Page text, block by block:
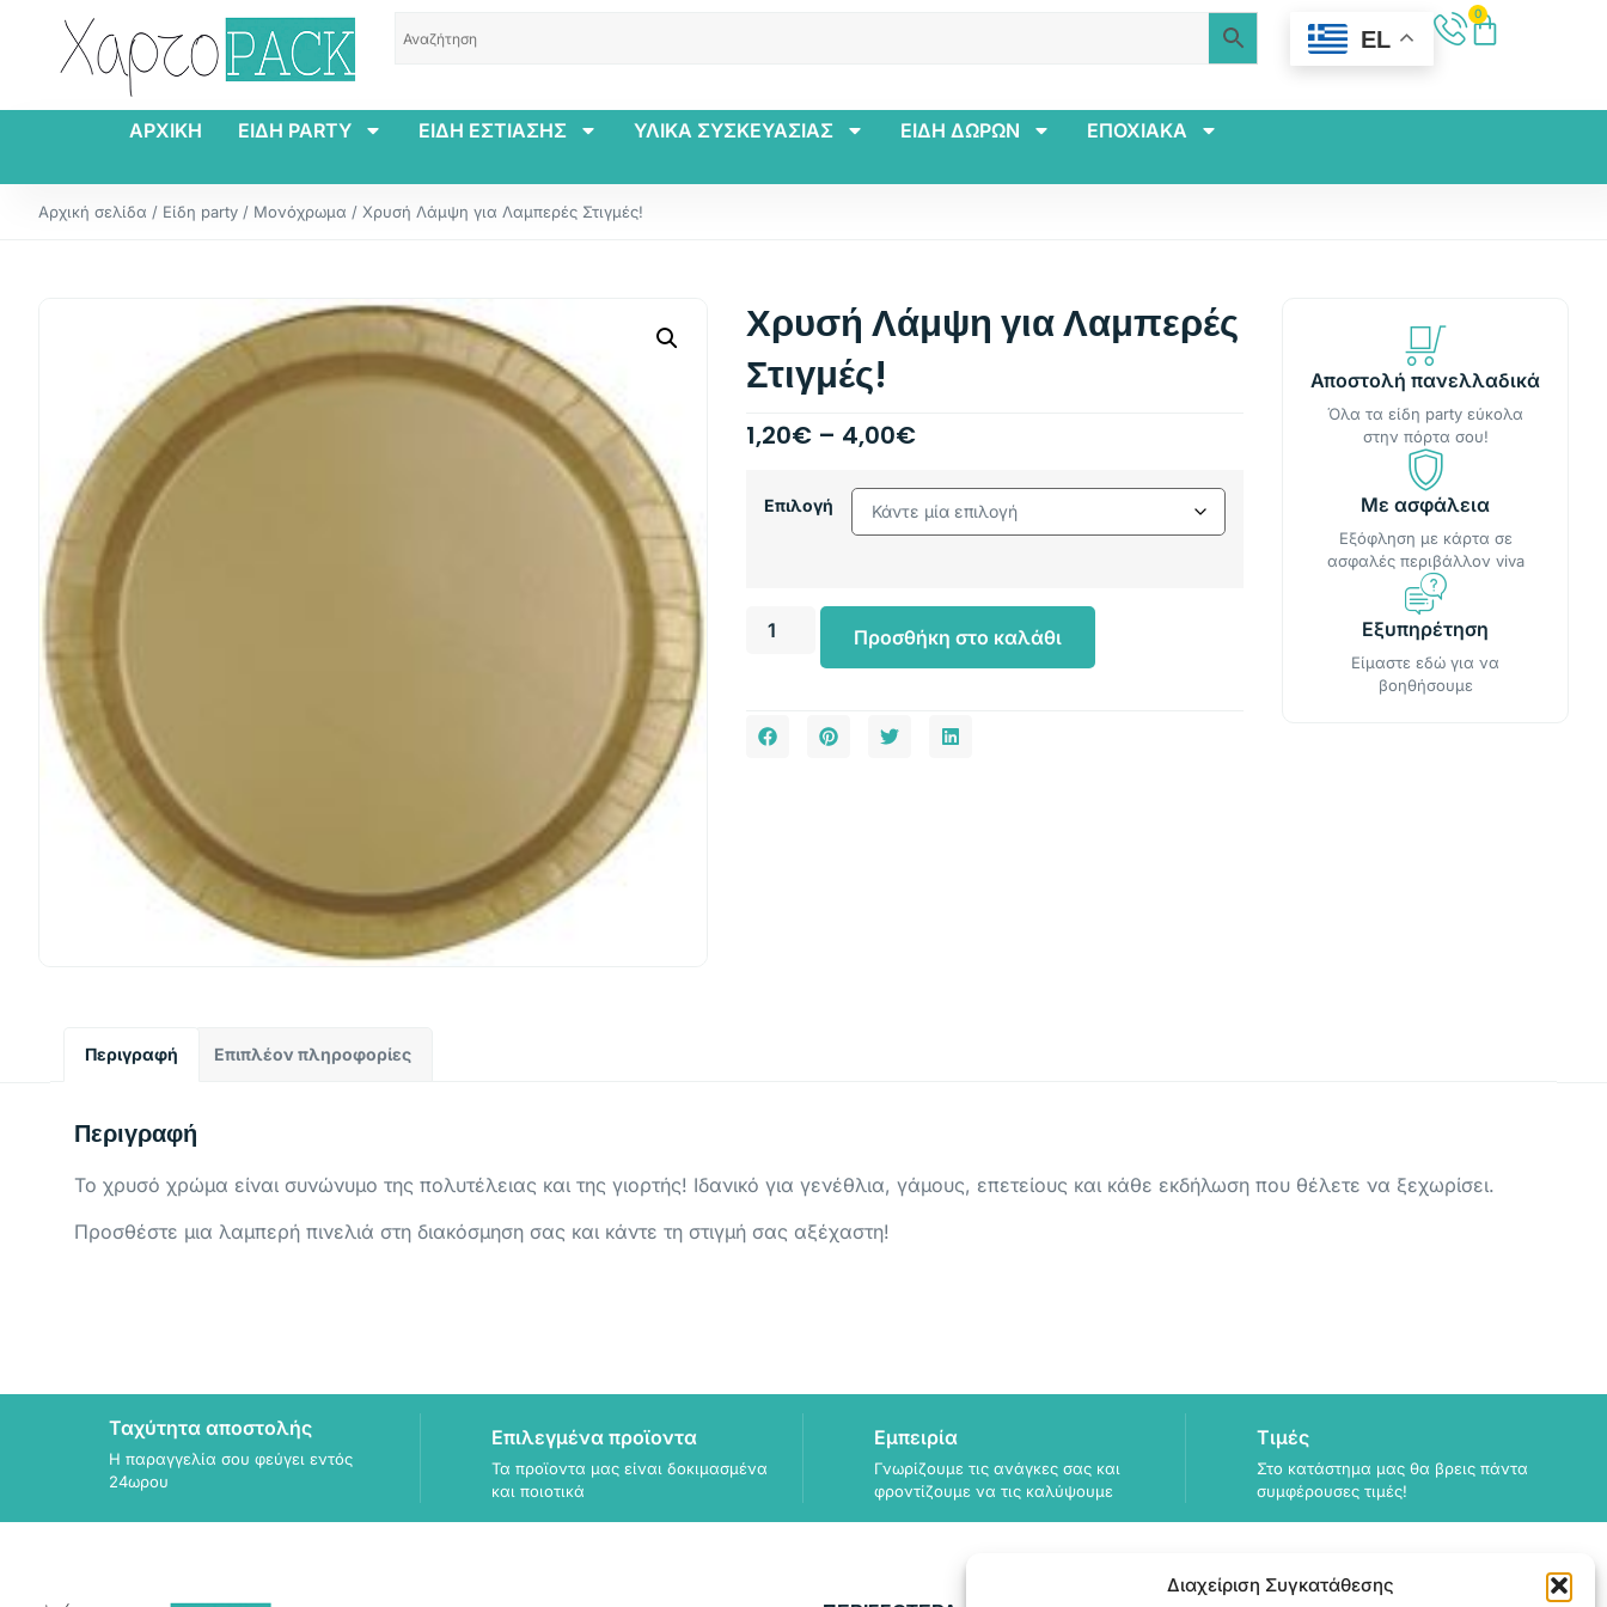
Διαχείριση Συγκατάθεσης
EL
0
ΑΡΧΙΚΗ ΕΙΔΗ PARTY ΕΙΔΗ ΕΣΤΙΑΣΗΣ ΥΛΙΚΑ ΣΥΣΚΕΥΑΣΙΑΣ ΕΙΔΗ ΔΩΡΩΝ ΕΠΟΧΙΑΚΑ
Αρχική σελίδα / Είδη party / Μονόχρωμα / Χρυσή Λάμψη για Λαμπερές Στιγμές!
Χρυσή Λάμψη για Λαμπερές
Στιγμές!
1,20€ – 4,00€
Επιλογή
Προσθήκη στο καλάθι
Αποστολή πανελλαδικά
Όλα τα είδη party εύκολα
στην πόρτα σου!
Με ασφάλεια
Εξόφληση με κάρτα σε
ασφαλές περιβάλλον viva
Εξυπηρέτηση
Είμαστε εδώ για να
βοηθήσουμε
Περιγραφή Επιπλέον πληροφορίες
Περιγραφή
Το χρυσό χρώμα είναι συνώνυμο της πολυτέλειας και της γιορτής! Ιδανικό για γενέθλια, γάμους, επετείους και κάθε εκδήλωση που θέλετε να ξεχωρίσει.
Προσθέστε μια λαμπερή πινελιά στη διακόσμηση σας και κάντε τη στιγμή σας αξέχαστη!
Ταχύτητα αποστολής
Η παραγγελία σου φεύγει εντός
24ωρου
Επιλεγμένα προϊοντα
Τα προϊοντα μας είναι δοκιμασμένα
και ποιοτικά
Εμπειρία
Γνωρίζουμε τις ανάγκες σας και
φροντίζουμε να τις καλύψουμε
Τιμές
Στο κατάστημα μας θα βρεις πάντα
συμφέρουσες τιμές!